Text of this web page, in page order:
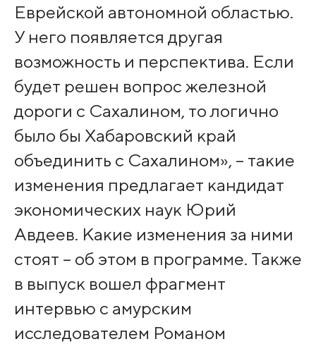
Еврейской автономной областью.
У него появляется другая
возможность и перспектива. Если
будет решен вопрос железной
дороги с Сахалином, то логично
было бы Хабаровский край
объединить с Сахалином», – такие
изменения предлагает кандидат
экономических наук Юрий
Авдеев. Какие изменения за ними
стоят – об этом в программе. Также
в выпуск вошел фрагмент
интервью с амурским
исследователем Романом